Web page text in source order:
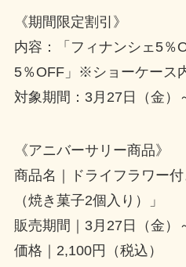
《期間限定割引》
内容：「フィナンシェ5％
5％OFF」※ショーケース
対象期間：3月27日（金）
《アニバーサリー商品》
商品名｜ドライフラワー
（焼き菓子2個入り）」
販売期間｜3月27日（金）
価格｜2,100円（税込）